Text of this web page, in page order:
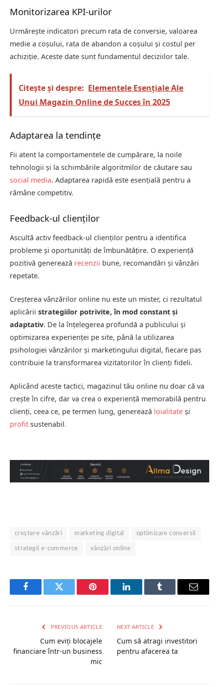
Monitorizarea KPI-urilor
Urmărește indicatori precum rata de conversie, valoarea
medie a coșului, rata de abandon a coșului și costul per
achiziție. Aceste date sunt fundamentul deciziilor tale.
Citește și despre: Elementele Esențiale Ale
Unui Magazin Online de Succes în 2025
Adaptarea la tendințe
Fii atent la comportamentele de cumpărare, la noile
tehnologii și la schimbările algoritmilor de căutare sau
social media. Adaptarea rapidă este esențială pentru a
rămâne competitiv.
Feedback-ul clienților
Ascultă activ feedback-ul clienților pentru a identifica
probleme și oportunități de îmbunătățire. O experiență
pozitivă generează recenzii bune, recomandări și vânzări
repetate.
Creșterea vânzărilor online nu este un mister, ci rezultatul
aplicării strategiilor potrivite, în mod constant și
adaptativ. De la înțelegerea profundă a publicului și
optimizarea experienței pe site, până la utilizarea
psihologiei vânzărilor și marketingului digital, fiecare pas
contribuie la transformarea vizitatorilor în clienți fideli.
Aplicând aceste tactici, magazinul tău online nu doar că va
crește în cifre, dar va crea o experiență memorabilă pentru
clienți, ceea ce, pe termen lung, generează loialitate și
profit sustenabil.
creștere vânzări marketing digital optimizare conversii
strategii e-commerce vânzări online
FacebookTwitter Pinterest LinkedInTumblr Email
PREVIOUS ARTICLE
Cum eviți blocajele
financiare într-un business
mic
NEXT ARTICLE
Cum să atragi investitori
pentru afacerea ta